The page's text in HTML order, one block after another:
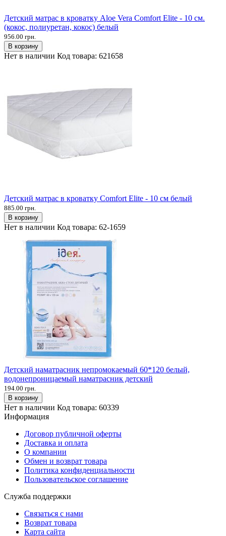
Детский матрас в кроватку Aloe Vera Comfort Elite - 10 см.
(кокос, полиуретан, кокос) белый
956.00 грн.
В корзину
Нет в наличии Код товара: 621658
Детский матрас в кроватку Comfort Elite - 10 см белый
885.00 грн.
В корзину
Нет в наличии Код товара: 62-1659
Детский наматрасник непромокаемый 60*120 белый,
водонепроницаемый наматрасник детский
194.00 грн.
В корзину
Нет в наличии Код товара: 60339
Информация
Договор публичной оферты
Доставка и оплата
О компании
Обмен и возврат товара
Политика конфиденциальности
Пользовательское соглашение
Служба поддержки
Связаться с нами
Возврат товара
Карта сайта